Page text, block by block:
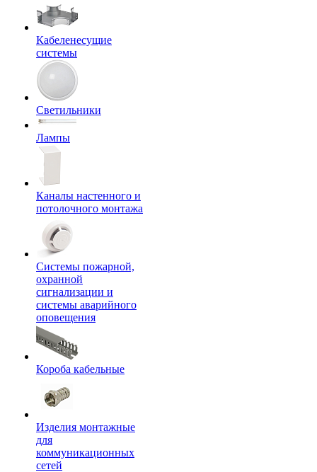
Кабеленесущие
системы
Светильники
Лампы
Каналы настенного и
потолочного монтажа
Системы пожарной,
охранной
сигнализации и
системы аварийного
оповещения
Короба кабельные
Изделия монтажные
для
коммуникационных
сетей